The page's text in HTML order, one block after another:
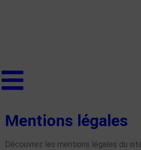
Mentions légales
Découvrez les mentions légales du